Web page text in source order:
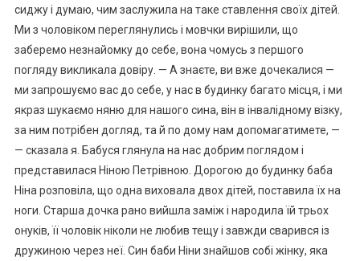
сиджу і думаю, чим заслужила на таке ставлення своїх дітей.
Ми з чоловіком переглянулись і мовчки вирішили, що
заберемо незнайомку до себе, вона чомусь з першого
погляду викликала довіру. — А знаєте, ви вже дочекалися —
ми запрошуємо вас до себе, у нас в будинку багато місця, і ми
якраз шукаємо няню для нашого сина, він в інвалідному візку,
за ним потрібен догляд, та й по дому нам допомагатимете, —
— сказала я. Бабуся глянула на нас добрим поглядом і
представилася Ніною Петрівною. Дорогою до будинку баба
Ніна розповіла, що одна виховала двох дітей, поставила їх на
ноги. Старша дочка рано вийшла заміж і народила їй трьох
онуків, її чоловік ніколи не любив тещу і завжди сварився із
дружиною через неї. Син баби Ніни знайшов собі жінку, яка